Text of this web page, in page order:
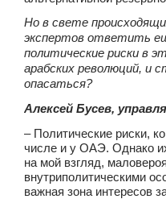
Но в свете
экспертов ответить
политические риски в
арабских революций, и
опасаться?
Алексей Бусев,
– Политические риски,
числе и у ОАЭ. Однако
на мой взгляд,
внутриполитическими
важная зона интересов